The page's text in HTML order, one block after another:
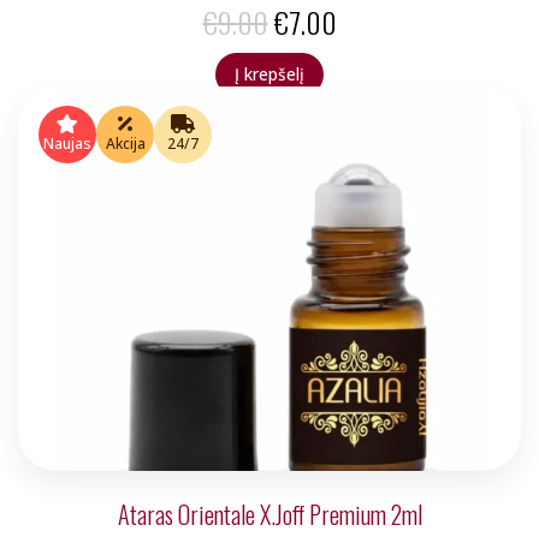
€9.00Original
price
€7.00
Į krepšelį
Naujas Akcija 24/7
Ataras Orientale X.Joff Premium 2ml